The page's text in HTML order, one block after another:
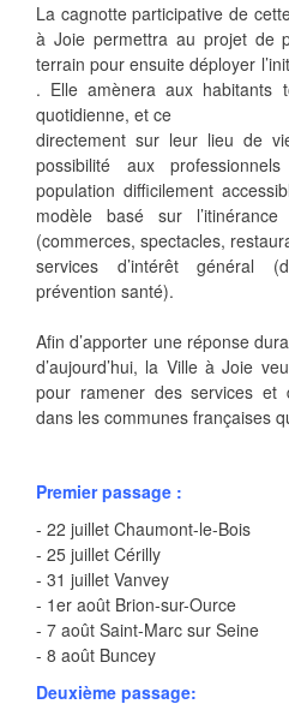
La cagnotte participative de
à Joie permettra au projet de
terrain pour ensuite déployer
. Elle amènera aux habitants
quotidienne, et ce
directement sur leur lieu de
possibilité aux
population difficilement
modèle basé sur
(commerces, spectacles,
services d’intérêt général
prévention santé).
Afin d’apporter une réponse
d’aujourd’hui, la Ville à Joie
pour ramener des services et
dans les communes françaises
Premier passage :
- 22 juillet Chaumont-le-Bois
- 25 juillet Cérilly
- 31 juillet Vanvey
- 1er août Brion-sur-Ource
- 7 août Saint-Marc sur Seine
- 8 août Buncey
Deuxième passage: